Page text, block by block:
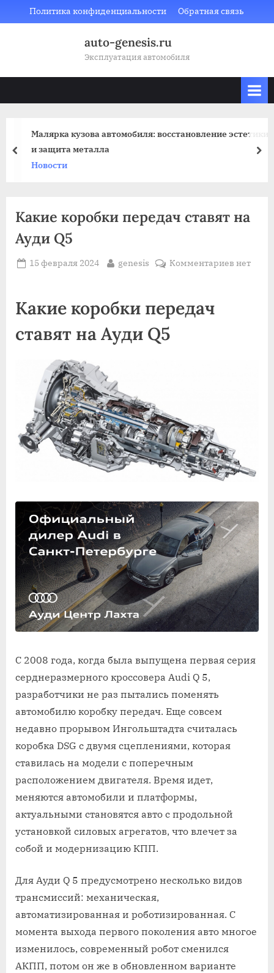
to
Политика конфиденциальности Обратная связь
auto-genesis.ru
Эксплуатация автомобиля
Малярка кузова автомобиля: восстановление эстетики
и защита металла
Новости
prev
Какие коробки передач ставят на
Ауди Q5
Posted
15 февраля 2024 By
genesis Комментариевкнет
Какие коробки передач
ставят на Ауди Q5
С 2008 года, когда была выпущена первая серия
серднеразмерного кроссовера Audi Q 5,
разработчики не раз пытались поменять
автомобилю коробку передач. Еще совсем
недавно прорывом Ингольштадта считалась
коробка DSG с двумя сцеплениями, которая
ставилась на модели с поперечным
расположением двигателя. Время идет,
меняются автомобили и платформы,
актуальными становятся авто с продольной
установкой силовых агрегатов, что влечет за
собой и модернизацию КПП.
Для Ауди Q 5 предусмотрено несколько видов
трансмиссий: механическая,
автоматизированная и роботизированная. С
момента выхода первого поколения авто многое
изменилось, современный робот сменился
АКПП, потом он же в обновленном варианте